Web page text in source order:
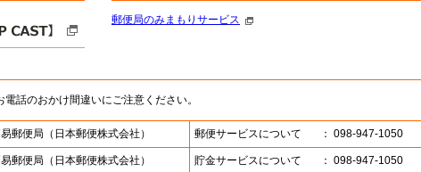
郵便局のみまもりサービス
話のおかけ間違いにご注意ください。
郵便局 （日本郵便株式会社） 郵便サービスについて ： 098-947-1050
郵便局 （日本郵便株式会社） 貯金サービスについて ： 098-947-1050